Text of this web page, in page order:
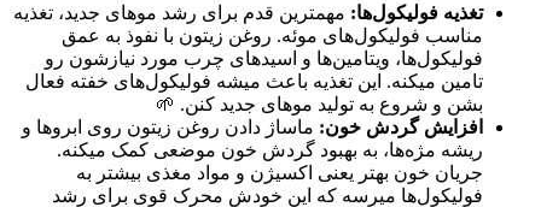
تغذیه فولیکول‌ها: مهمترین قدم برای رشد موهای جدید، تغذیه
مناسب فولیکول‌های موئه. روغن زیتون با نفوذ به عمق
فولیکول‌ها، ویتامین‌ها و اسیدهای چرب مورد نیازشون رو
تامین میکنه. این تغذیه باعث میشه فولیکول‌های خفته فعال
بشن و شروع به تولید موهای جدید کنن. 🌱
افزایش گردش خون: ماساژ دادن روغن زیتون روی ابروها و
ریشه مژه‌ها، به بهبود گردش خون موضعی کمک میکنه.
جریان خون بهتر یعنی اکسیژن و مواد مغذی بیشتر به
فولیکول‌ها میرسه که این خودش محرک قوی برای رشد